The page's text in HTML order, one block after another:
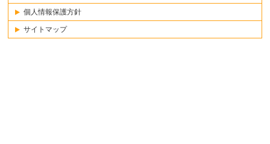
個人情報保護方針
サイトマップ